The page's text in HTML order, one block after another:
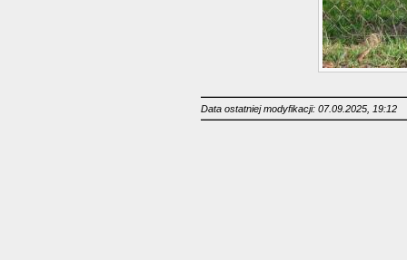
Data ostatniej modyfikacji: 07.09.2025, 19:12